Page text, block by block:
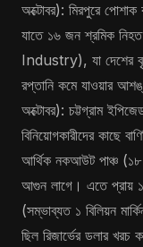
অক্টোবর): মিরপুরে পোশাক
যাতে ১৬ জন শ্রমিক
Industry), যা দেশের
রপ্তানি কমে যাওয়ার
অক্টোবর): চট্টগ্রাম
বিনিয়োগকারীদের কাছে
আর্থিক নকআউট পাঞ্চ (১৮
আগুন লাগে। এতে প্রায়
(সম্ভাব্যত ১ বিলিয়ন
ছিল রিজার্ভের ডলার খরচ